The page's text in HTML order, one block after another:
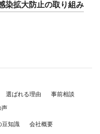
染拡大防止の取り組み
選ばれる理由
事前相談
声
豆知識
会社概要